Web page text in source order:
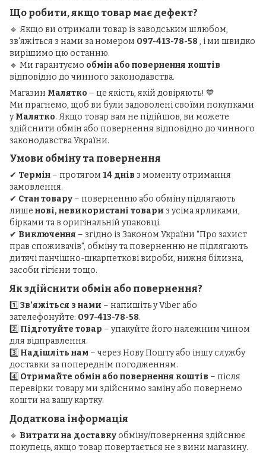
Що робити, якщо товар має дефект?
🔹 Якщо ви отримали товар із заводським шлюбом,
зв'яжіться з нами за номером 097-413-78-58 , і ми швидко
вирішимо цю останню.
🔹 Ми гарантуємо обмін або повернення коштів
відповідно до чинного законодавства.
Магазин Малятко – це якість, якій довіряють! 💙
Ми прагнемо, щоб ви були задоволені своїми покупками
уМалятко. Якщо товар вам не підійшов, ви можете
здійснити обмін або повернення відповідно до чинного
законодавства України.
Умови обміну та повернення
✔ Термін – протягом 14 днів з моменту отримання
замовлення.
✔ Стан товару – поверненню або обміну підлягають
лише нові, невикористані товари з усіма ярликами,
бірками та в оригінальній упаковці.
✔ Виключення – згідно із Законом України "Про захист
прав споживачів", обміну та поверненню не підлягають
дитячі панчішно-шкарпеткові вироби, нижня білизна,
засоби гігієни тощо.
Як здійснити обмін або повернення?
1️⃣ Зв’яжіться з нами – напишіть у Viber або
зателефонуйте: 097-413-78-58.
2️⃣ Підготуйте товар – упакуйте його належним чином
для відправлення.
3️⃣ Надішліть нам – через Нову Пошту або іншу службу
доставки за попереднім погодженням.
4️⃣ Отримайте обмін або повернення коштів – після
перевірки товару ми здійснимо заміну або повернемо
кошти на вашу картку.
Додаткова інформація
🔹 Витрати на доставкуобміну/повернення здійснює
покупець, якщо товар повертається не з вини магазину.